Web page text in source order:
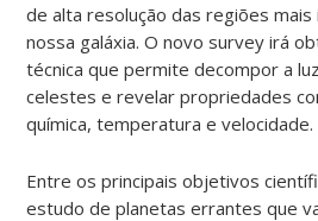
de alta resolução das regiões mais
nossa galáxia. O novo survey irá
técnica que permite decompor a
celestes e revelar propriedades
química, temperatura e velocidade.
Entre os principais objetivos
estudo de planetas errantes que